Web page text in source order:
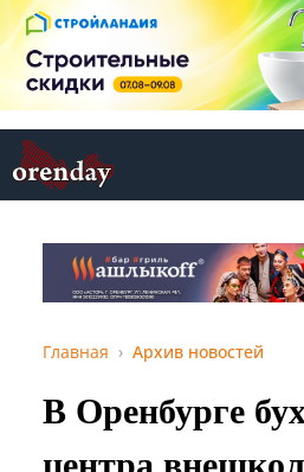
Главная Архив новостей
В Оренбурге